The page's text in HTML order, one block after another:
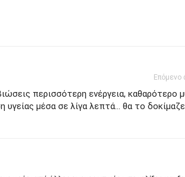
Επόμενο
περισσότερη ενέργεια, καθαρότερο
υγείας μέσα σε λίγα λεπτά… θα το